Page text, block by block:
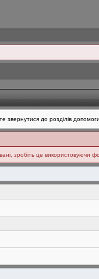
до розділів допомоги.
зробіть це використовуючи